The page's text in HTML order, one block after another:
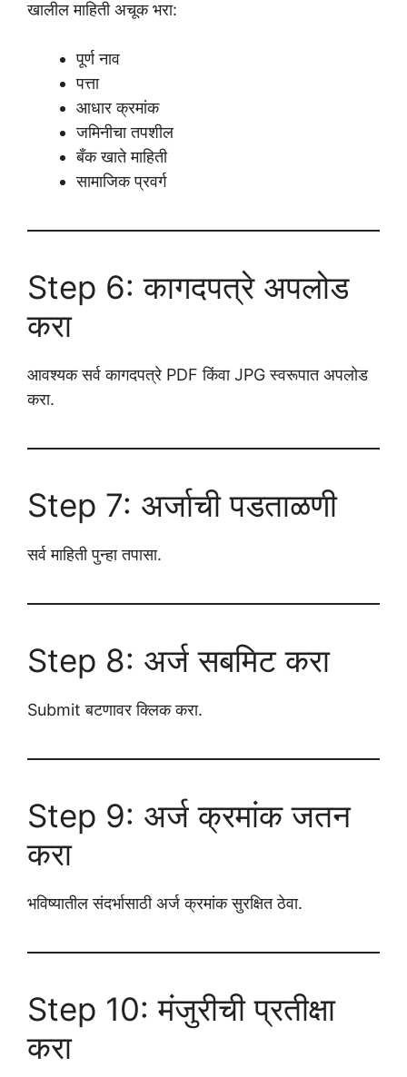
खालील माहिती अचूक भरा:
पूर्ण नाव
पत्ता
आधार क्रमांक
जमिनीचा तपशील
बँक खाते माहिती
सामाजिक प्रवर्ग
Step 6: कागदपत्रे अपलोड
करा
आवश्यक सर्व कागदपत्रे PDF किंवा JPG स्वरूपात अपलोड
करा.
Step 7: अर्जाची पडताळणी
सर्व माहिती पुन्हा तपासा.
Step 8: अर्ज सबमिट करा
Submit बटणावर क्लिक करा.
Step 9: अर्ज क्रमांक जतन
करा
भविष्यातील संदर्भासाठी अर्ज क्रमांक सुरक्षित ठेवा.
Step 10: मंजुरीची प्रतीक्षा
करा